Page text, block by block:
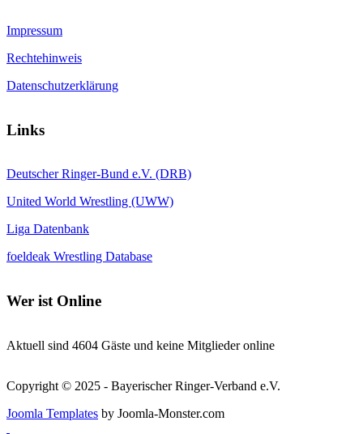
Impressum
Rechtehinweis
Datenschutzerklärung
Links
Deutscher Ringer-Bund e.V. (DRB)
United World Wrestling (UWW)
Liga Datenbank
foeldeak Wrestling Database
Wer ist Online
Aktuell sind 4604 Gäste und keine Mitglieder online
Copyright © 2025 - Bayerischer Ringer-Verband e.V.
Joomla Templates by Joomla-Monster.com